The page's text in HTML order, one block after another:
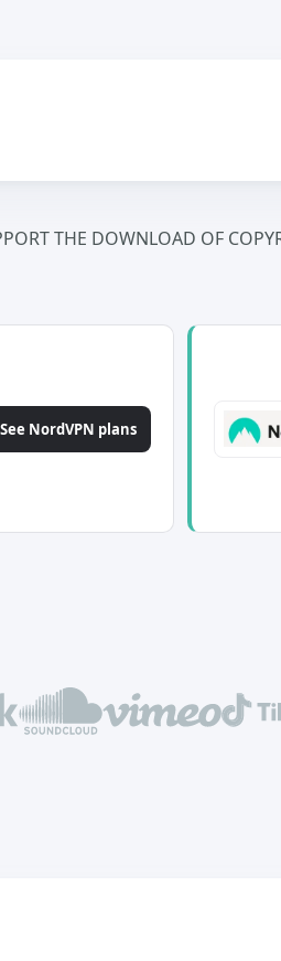
THE DOWNLOAD OF
See NordVPN plans